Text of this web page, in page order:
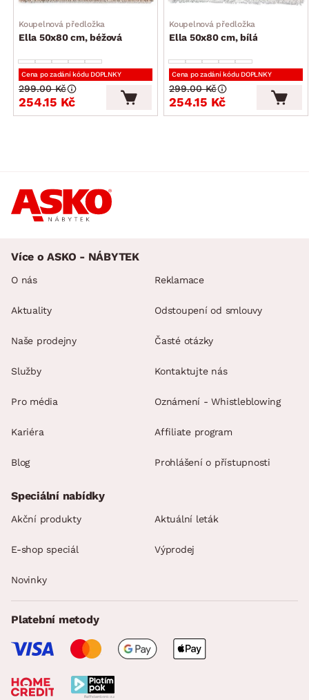
Koupelnová předložka
Ella 50x80 cm, béžová
Cena po zadání kódu DOPLNKY
254.15 Kč
299.00 Kč
Koupelnová předložka
Ella 50x80 cm, bílá
Cena po zadání kódu DOPLNKY
254.15 Kč
299.00 Kč
Více o ASKO - NÁBYTEK
O nás
Aktuality
Naše prodejny
Služby
Pro média
Kariéra
Blog
Reklamace
Odstoupení od smlouvy
Časté otázky
Kontaktujte nás
Oznámení - Whistleblowing
Affiliate program
Prohlášení o přístupnosti
Speciální nabídky
Akční produkty Aktuální leták
E-shop speciál Výprodej
Novinky
Platební metody